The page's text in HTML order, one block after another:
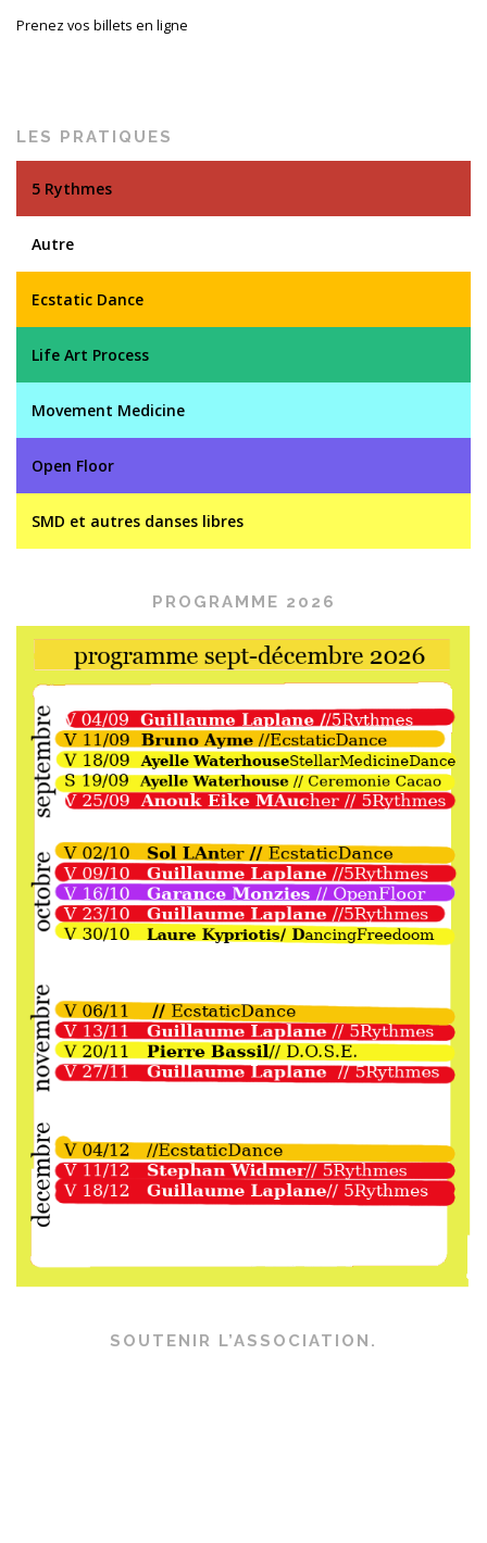
Prenez vos billets en ligne
LES PRATIQUES
5 Rythmes
Autre
Ecstatic Dance
Life Art Process
Movement Medicine
Open Floor
SMD et autres danses libres
PROGRAMME 2026
SOUTENIR L’ASSOCIATION.